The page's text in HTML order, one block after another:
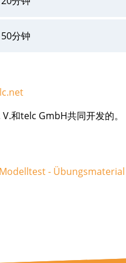
50分钟
和telc GmbH共同开发的。
- Übungsmaterial